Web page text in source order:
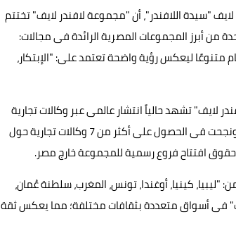
"سيدة اللافندر"، أن "مجموعة لافندر لايف" تختتم
من أبرز المجموعات المصرية الرائدة فى مجالات:
متنوعًا ليعكس رؤية واضحة تعتمد على: "الإبتكار،
تشهد حالياً انتشار عالمى عبر وكالات تجارية
تحمل أسم "لافندر لايف"، حيث واصلت المجموعة توسعها الدولى خلال العام الجارى، ونجحت فى الحصول على أكثر من 7 وكالات تجارية حول
حقوق افتتاح فروع رسمية للمجموعة خارج مصر.
كينيا، أوغندا، تونس، المغرب، سلطنة عُمان،
فى أسواق متعددة بثقافات مختلفة؛ مما يعكس ثقة